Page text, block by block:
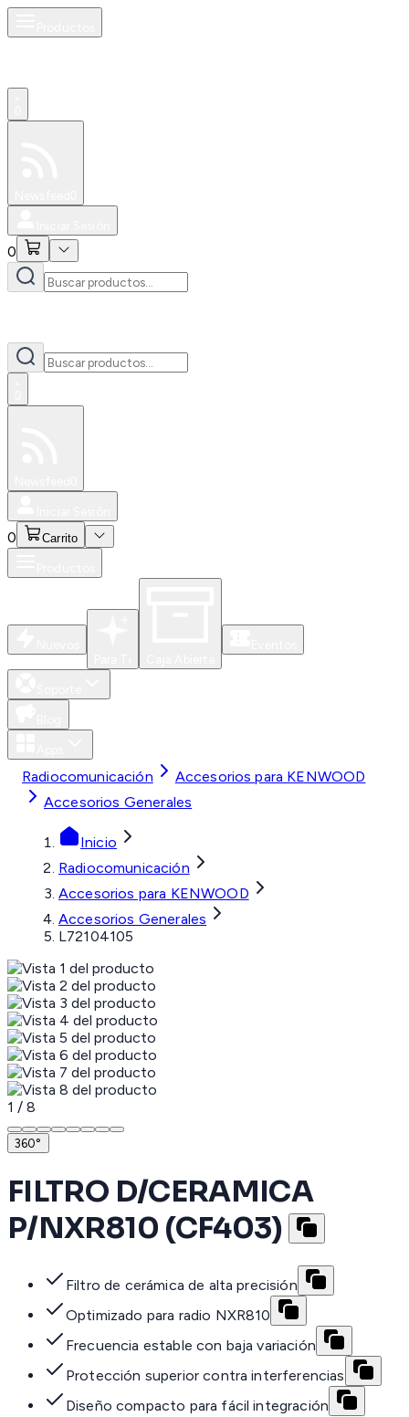
0
0 Carrito
Radiocomunicación
Accesorios para KENWOOD
Accesorios Generales
Inicio
Radiocomunicación
Accesorios para KENWOOD
Accesorios Generales
L72104105
1 / 8
360°
FILTRO D/CERAMICA
P/NXR810 (CF403)
Filtro de cerámica de alta precisión
Optimizado para radio NXR810
Frecuencia estable con baja variación
Protección superior contra interferencias
Diseño compacto para fácil integración